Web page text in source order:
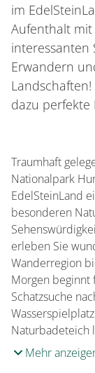
im
Aufenthalt
interessanten
Erwandern
dazu perfekte
Traumhaft
Nationalpark
EdelSteinLand
besonderen
erleben Sie
Wanderregion
Morgen
Schatzsuche
Naturbadeteich
Mehr